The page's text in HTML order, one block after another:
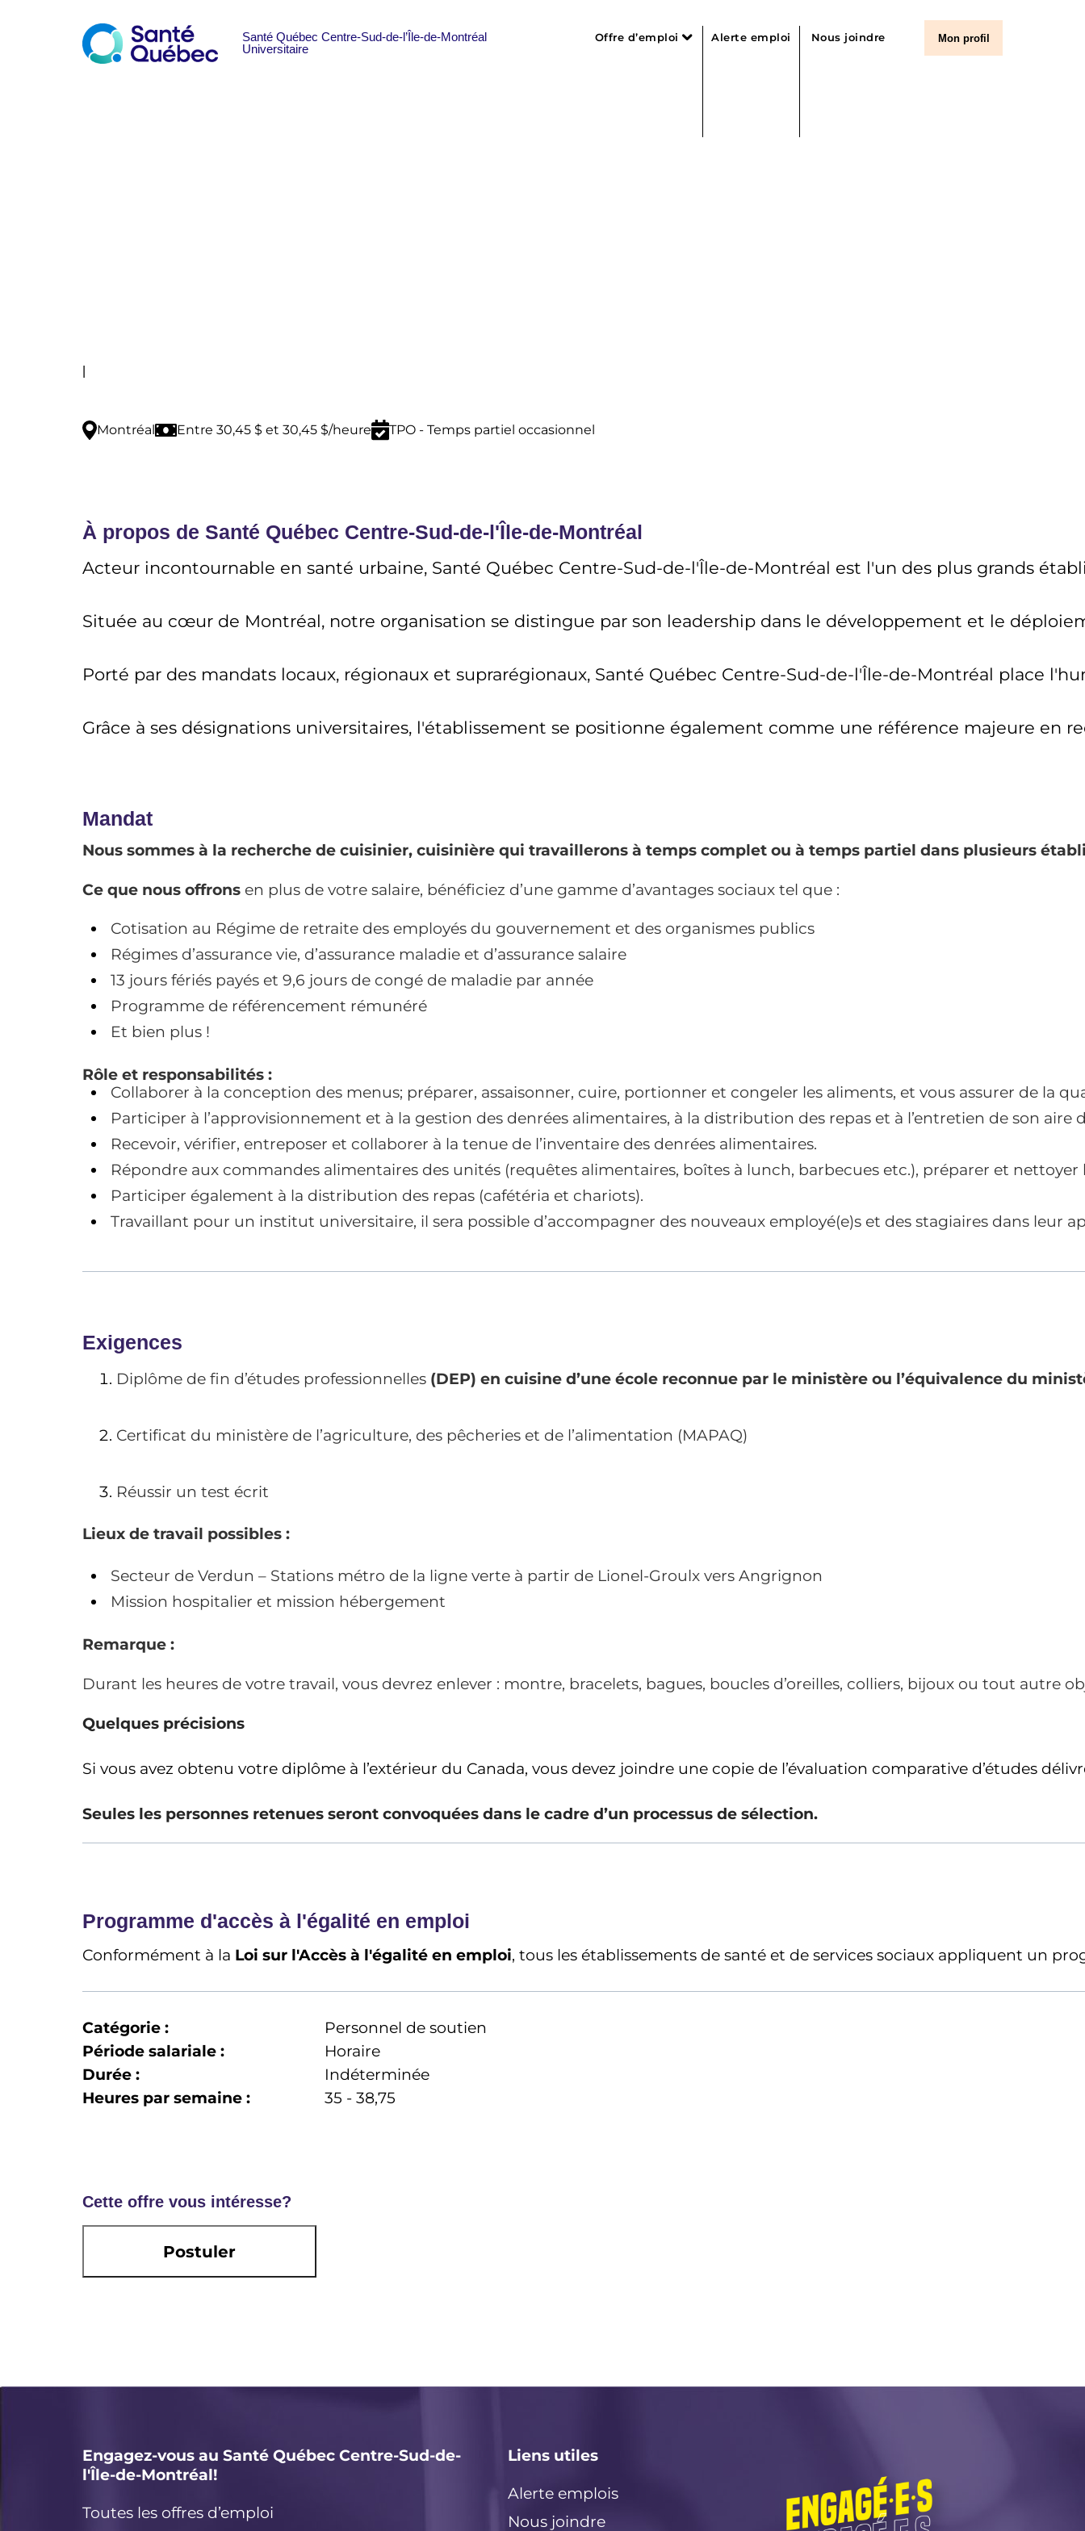
Offre d’emploi Alerte emploi Nous joindre Mon profil
|
Montréal Entre 30,45 $ et 30,45 $/heure TPO - Temps partiel occasionnel
À propos de Santé Québec Centre-Sud-de-l'Île-de-Montréal
Acteur incontournable en santé urbaine, Santé Québec Centre-Sud-de-l'Île-de-Montréal est l'un des plus grands
Située au cœur de Montréal, notre organisation se distingue par son leadership dans le développement et le
Porté par des mandats locaux, régionaux et suprarégionaux, Santé Québec Centre-Sud-de-l'Île-de-Montréal place
Grâce à ses désignations universitaires, l'établissement se positionne également comme une référence majeure en
Mandat
Nous sommes à la recherche de cuisinier, cuisinière qui travaillerons à temps complet ou à temps partiel dans plusieurs
Ce que nous offrons en plus de votre salaire, bénéficiez d’une gamme d’avantages sociaux tel que :
Cotisation au Régime de retraite des employés du gouvernement et des organismes publics
Régimes d’assurance vie, d’assurance maladie et d’assurance salaire
13 jours fériés payés et 9,6 jours de congé de maladie par année
Programme de référencement rémunéré
Et bien plus !
Rôle et responsabilités :
Collaborer à la conception des menus; préparer, assaisonner, cuire, portionner et congeler les aliments, et vous assurer de la
Participer à l’approvisionnement et à la gestion des denrées alimentaires, à la distribution des repas et à l’entretien de son aire
Recevoir, vérifier, entreposer et collaborer à la tenue de l’inventaire des denrées alimentaires.
Répondre aux commandes alimentaires des unités (requêtes alimentaires, boîtes à lunch, barbecues etc.), préparer et
Participer également à la distribution des repas (cafétéria et chariots).
Travaillant pour un institut universitaire, il sera possible d’accompagner des nouveaux employé(e)s et des stagiaires dans leur
Exigences
Diplôme de fin d’études professionnelles (DEP) en cuisine d’une école reconnue par le ministère ou l’équivalence du
Certificat du ministère de l’agriculture, des pêcheries et de l’alimentation (MAPAQ)
Réussir un test écrit
Lieux de travail possibles :
Secteur de Verdun – Stations métro de la ligne verte à partir de Lionel-Groulx vers Angrignon
Mission hospitalier et mission hébergement
Remarque :
Durant les heures de votre travail, vous devrez enlever : montre, bracelets, bagues, boucles d’oreilles, colliers, bijoux ou tout
Quelques précisions
Si vous avez obtenu votre diplôme à l’extérieur du Canada, vous devez joindre une copie de l’évaluation comparative d’études
Seules les personnes retenues seront convoquées dans le cadre d’un processus de sélection.
Programme d'accès à l'égalité en emploi
Conformément à la Loi sur l'Accès à l'égalité en emploi, tous les établissements de santé et de services sociaux appliquent un
Catégorie :
Personnel de soutien
Période salariale :
Horaire
Durée :
Indéterminée
Heures par semaine :
35 - 38,75
Cette offre vous intéresse?
Postuler
Engagez-vous au Santé Québec Centre-Sud-de-
l'Île-de-Montréal!
Toutes les offres d’emploi
Liens utiles
Alerte emplois
Nous joindre